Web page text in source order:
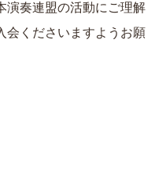
演奏連盟の活動にご理解
会くださいますようお願